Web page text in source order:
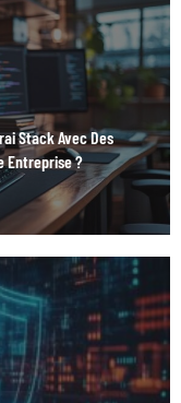
Stack Avec Des
Entreprise ?